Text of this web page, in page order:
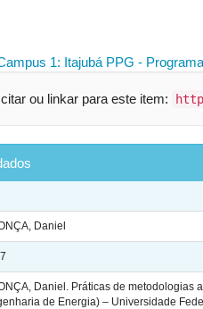
1: Itajubá PPG -
ou linkar para este item:
Daniel
Daniel. Práticas de metodologias
de Energia) – Universidade